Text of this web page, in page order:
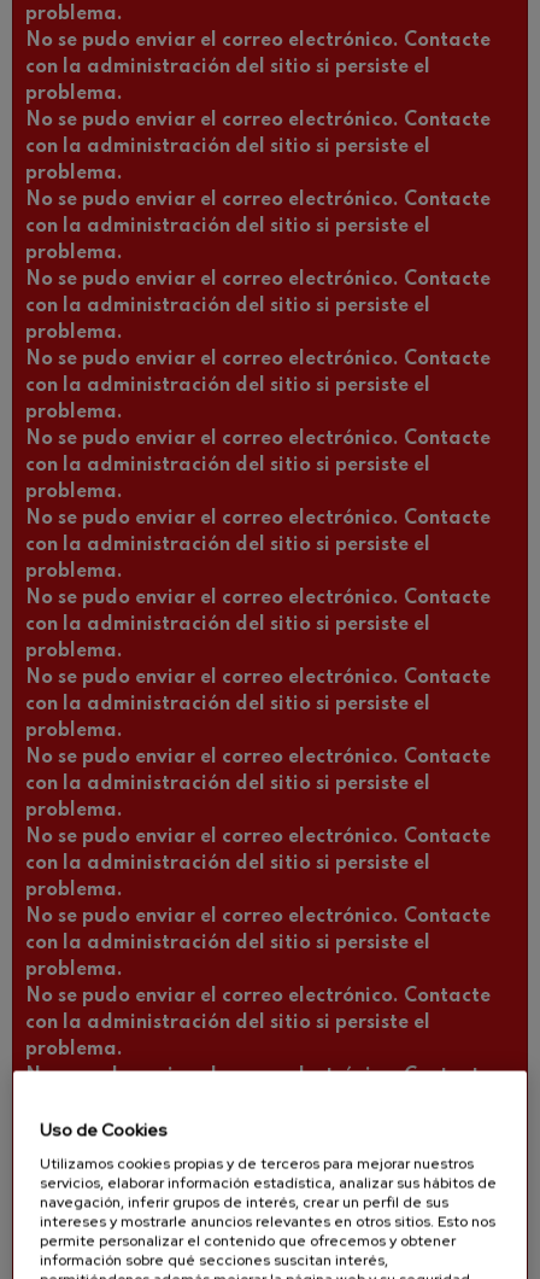
problema.
No se pudo enviar el correo electrónico. Contacte
con la administración del sitio si persiste el
problema.
No se pudo enviar el correo electrónico. Contacte
con la administración del sitio si persiste el
problema.
No se pudo enviar el correo electrónico. Contacte
con la administración del sitio si persiste el
problema.
No se pudo enviar el correo electrónico. Contacte
con la administración del sitio si persiste el
problema.
No se pudo enviar el correo electrónico. Contacte
con la administración del sitio si persiste el
problema.
No se pudo enviar el correo electrónico. Contacte
con la administración del sitio si persiste el
problema.
No se pudo enviar el correo electrónico. Contacte
con la administración del sitio si persiste el
problema.
No se pudo enviar el correo electrónico. Contacte
con la administración del sitio si persiste el
problema.
No se pudo enviar el correo electrónico. Contacte
con la administración del sitio si persiste el
problema.
No se pudo enviar el correo electrónico. Contacte
con la administración del sitio si persiste el
problema.
No se pudo enviar el correo electrónico. Contacte
con la administración del sitio si persiste el
problema.
No se pudo enviar el correo electrónico. Contacte
con la administración del sitio si persiste el
problema.
No se pudo enviar el correo electrónico. Contacte
con la administración del sitio si persiste el
problema.
No se pudo enviar el correo electrónico. Contacte
problema.
No se pudo enviar el correo electrónico. Contacte
con la administración del sitio si persiste el
problema.
No se pudo enviar el correo electrónico. Contacte
con la administración del sitio si persiste el
Uso de Cookies
Utilizamos cookies propias y de terceros para mejorar nuestros
servicios, elaborar información estadística, analizar sus hábitos de
navegación, inferir grupos de interés, crear un perfil de sus
intereses y mostrarle anuncios relevantes en otros sitios. Esto nos
permite personalizar el contenido que ofrecemos y obtener
información sobre qué secciones suscitan interés,